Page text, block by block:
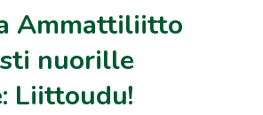
Ammattiliitto
nuorille
Liittoudu!